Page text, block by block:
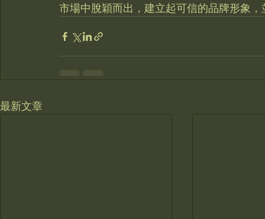
市場中脫穎而出，建立起可信的品牌形象
最新文章